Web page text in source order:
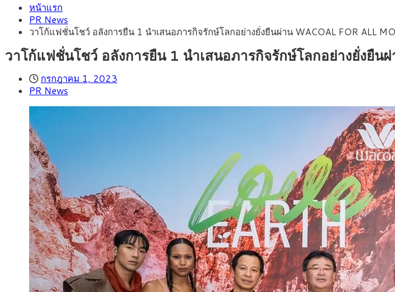
สิงหาคม 4, 2026
สิงหาคม 3, 2026
สิงหาคม 1, 2026 “เอกนิติ” เปิดเครื่องยนต์เศรษฐกิจใหม่ของไทย เดินหน้า 5 ยุทธศาสตร์ รื้อโครงสร้า
กรกฎาคม 27, 2026 ภัยเงียบใกล้ตัวเด็ก LSD “แสตมป์เมา” ยาเสพติดลายการ์ตูน กรมศุลกากร เตือน
หน้าแรก
PR News
วาโก้แฟชั่นโชว์ อลังการยืน 1 นำเสนอภารกิจรักษ์โลกอย่างยั่งยืนผ่าน WACOAL FOR ALL
วาโก้แฟชั่นโชว์ อลังการยืน 1 นำเสนอภารกิจรักษ์โลกอย่างยั่งยื
กรกฎาคม 1, 2023
PR News